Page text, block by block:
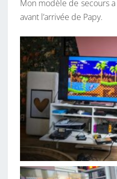
Mon modèle de secours
avant l’arrivée de Papy.